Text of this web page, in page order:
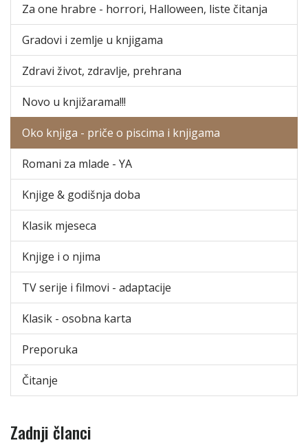
Za one hrabre - horrori, Halloween, liste čitanja
Gradovi i zemlje u knjigama
Zdravi život, zdravlje, prehrana
Novo u knjižarama!!!
Oko knjiga - priče o piscima i knjigama
Romani za mlade - YA
Knjige & godišnja doba
Klasik mjeseca
Knjige i o njima
TV serije i filmovi - adaptacije
Klasik - osobna karta
Preporuka
Čitanje
Zadnji članci